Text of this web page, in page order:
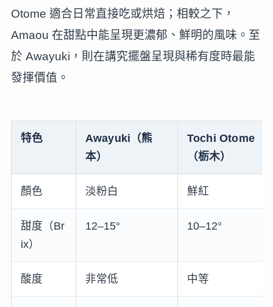
Otome 適合日常直接吃或烘焙；相較之下，
Amaou 在甜點中能呈現更濃郁、鮮明的風味。至
於 Awayuki，則在講究擺盤呈現與稀有度時最能
發揮價值。
特色
Awayuki（熊
本）
Tochi Otome
（栃木）
顏色 淡粉白 鮮紅
甜度（Br
ix）
12–15° 10–12°
酸度 非常低 中等